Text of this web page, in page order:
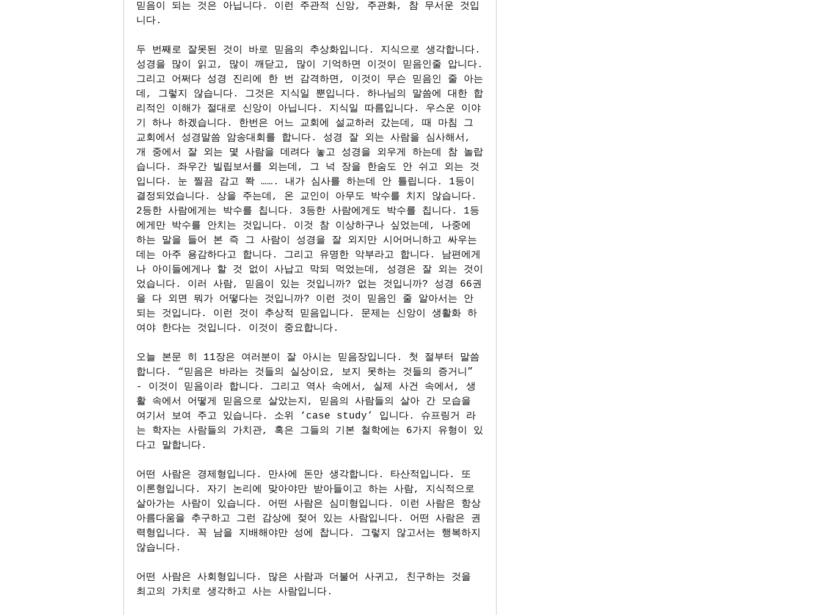
믿음이 되는 것은 아닙니다. 이런 주관적 신앙, 주관화, 참 무서운 것입
니다.
두 번째로 잘못된 것이 바로 믿음의 추상화입니다. 지식으로 생각합니다.
성경을 많이 읽고, 많이 깨닫고, 많이 기억하면 이것이 믿음인줄 압니다.
그리고 어쩌다 성경 진리에 한 번 감격하면, 이것이 무슨 믿음인 줄 아는
데, 그렇지 않습니다. 그것은 지식일 뿐입니다. 하나님의 말씀에 대한 합
리적인 이해가 절대로 신앙이 아닙니다. 지식일 따름입니다. 우스운 이야
기 하나 하겠습니다. 한번은 어느 교회에 설교하러 갔는데, 때 마침 그
교회에서 성경말씀 암송대회를 합니다. 성경 잘 외는 사람을 심사해서,
개 중에서 잘 외는 몇 사람을 데려다 놓고 성경을 외우게 하는데 참 놀랍
습니다. 좌우간 빌립보서를 외는데, 그 넉 장을 한숨도 안 쉬고 외는 것
입니다. 눈 찔끔 감고 쫙 ……. 내가 심사를 하는데 안 틀립니다. 1등이
결정되었습니다. 상을 주는데, 온 교인이 아무도 박수를 치지 않습니다.
2등한 사람에게는 박수를 칩니다. 3등한 사람에게도 박수를 칩니다. 1등
에게만 박수를 안치는 것입니다. 이것 참 이상하구나 싶었는데, 나중에
하는 말을 들어 본 즉 그 사람이 성경을 잘 외지만 시어머니하고 싸우는
데는 아주 용감하다고 합니다. 그리고 유명한 악부라고 합니다. 남편에게
나 아이들에게나 할 것 없이 사납고 막되 먹었는데, 성경은 잘 외는 것이
었습니다. 이러 사람, 믿음이 있는 것입니까? 없는 것입니까? 성경 66권
을 다 외면 뭐가 어떻다는 것입니까? 이런 것이 믿음인 줄 알아서는 안
되는 것입니다. 이런 것이 추상적 믿음입니다. 문제는 신앙이 생활화 하
여야 한다는 것입니다. 이것이 중요합니다.
오늘 본문 히 11장은 여러분이 잘 아시는 믿음장입니다. 첫 절부터 말씀
합니다. “믿음은 바라는 것들의 실상이요, 보지 못하는 것들의 증거니”
- 이것이 믿음이라 합니다. 그리고 역사 속에서, 실제 사건 속에서, 생
활 속에서 어떻게 믿음으로 살았는지, 믿음의 사람들의 살아 간 모습을
여기서 보여 주고 있습니다. 소위 ‘case study’ 입니다. 슈프링거 라
는 학자는 사람들의 가치관, 혹은 그들의 기본 철학에는 6가지 유형이 있
다고 말합니다.
어떤 사람은 경제형입니다. 만사에 돈만 생각합니다. 타산적입니다. 또
이론형입니다. 자기 논리에 맞아야만 받아들이고 하는 사람, 지식적으로
살아가는 사람이 있습니다. 어떤 사람은 심미형입니다. 이런 사람은 항상
아름다움을 추구하고 그런 감상에 젖어 있는 사람입니다. 어떤 사람은 권
력형입니다. 꼭 남을 지배해야만 성에 찹니다. 그렇지 않고서는 행복하지
않습니다.
어떤 사람은 사회형입니다. 많은 사람과 더불어 사귀고, 친구하는 것을
최고의 가치로 생각하고 사는 사람입니다.